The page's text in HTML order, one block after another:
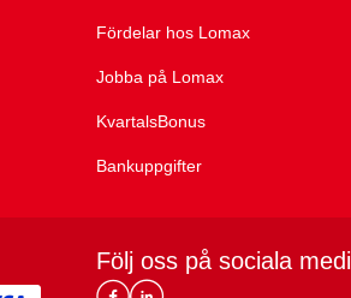
Fördelar hos Lomax
Jobba på Lomax
KvartalsBonus
Bankuppgifter
Följ oss på sociala